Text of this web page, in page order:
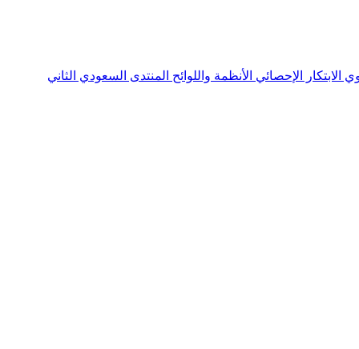
الابتكار الإحصائي الأنظمة واللوائح المنتدى السعودي الثاني